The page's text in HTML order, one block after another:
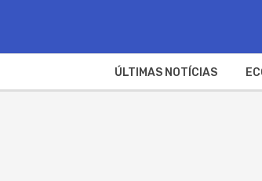
ÚLTIMAS NOTÍCIAS